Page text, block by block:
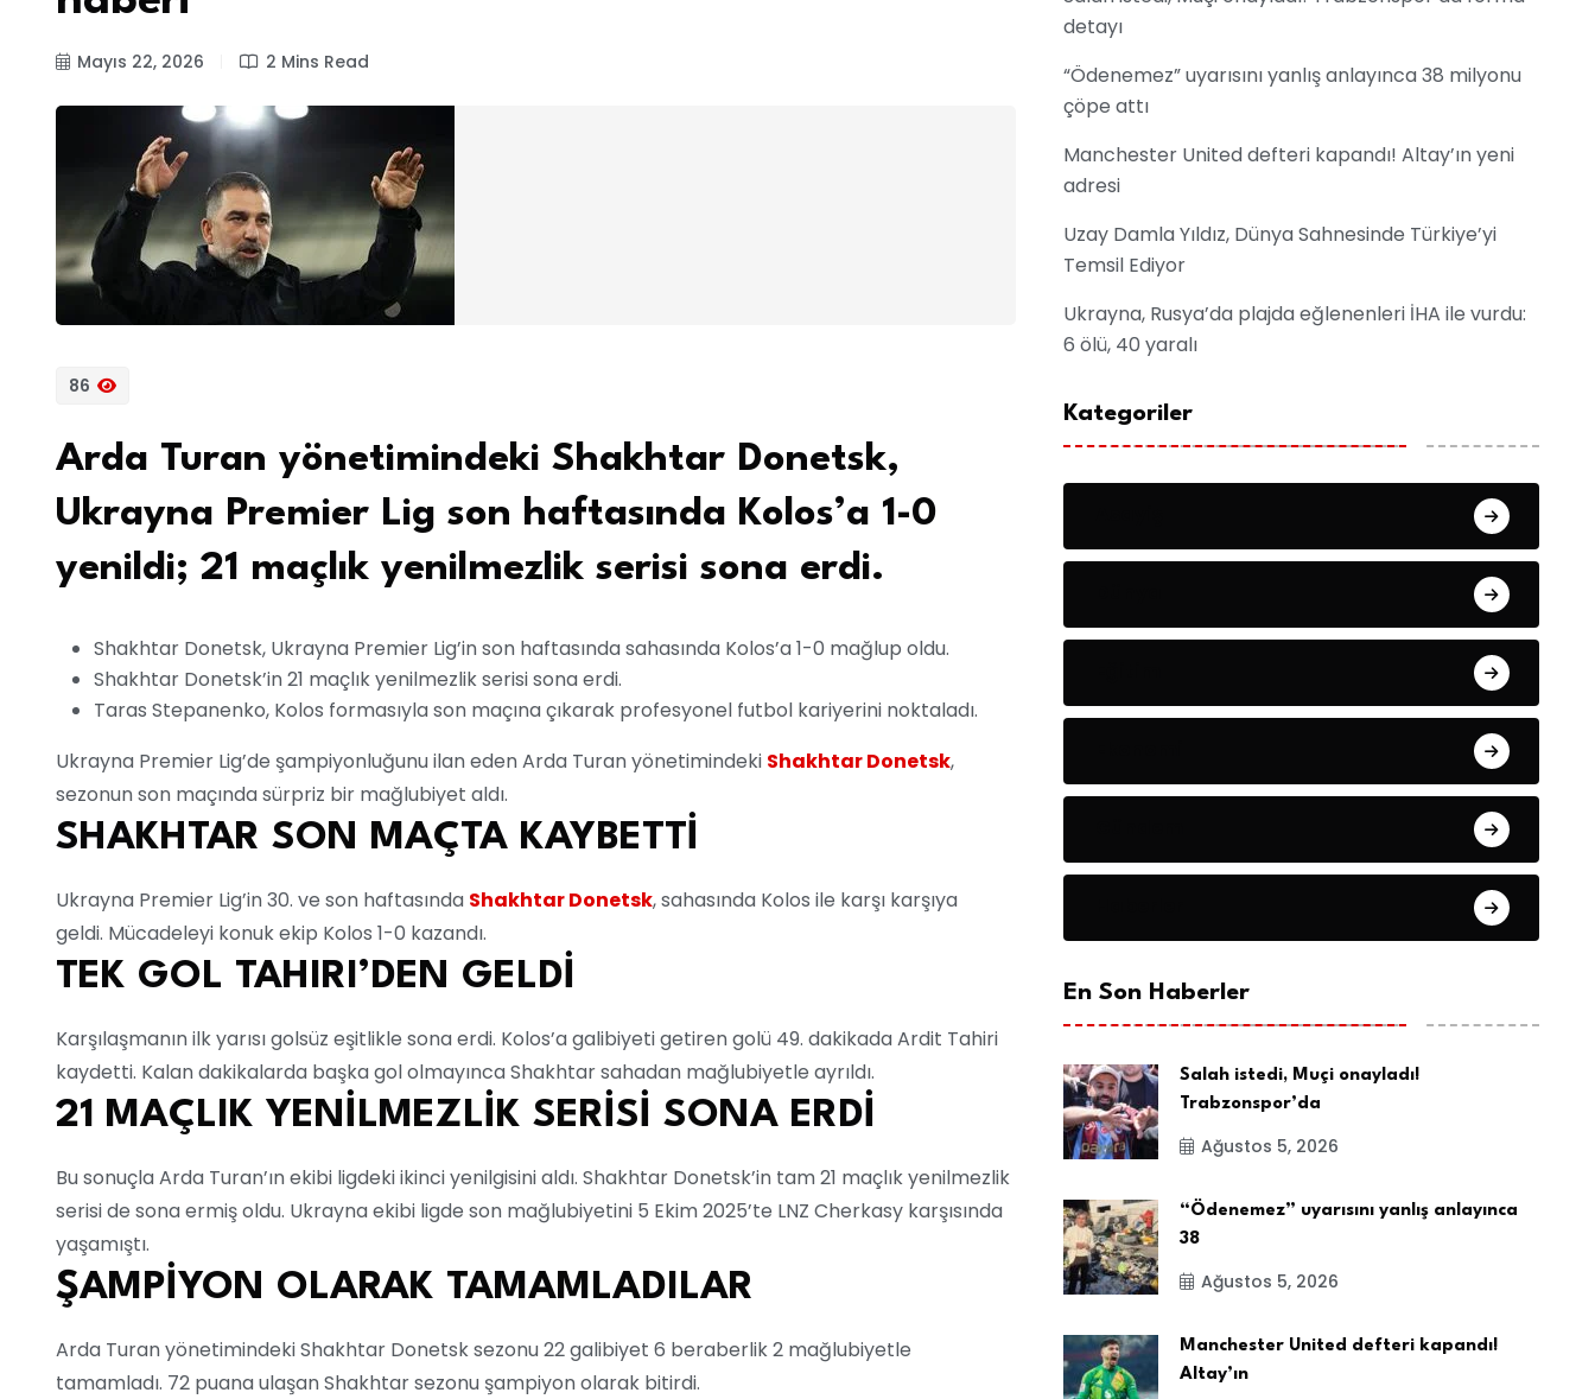
Mayıs 22, 2026 2 Mins Read
86
Arda Turan yönetimindeki Shakhtar Donetsk,
Ukrayna Premier Lig son haftasında Kolos’a 1-0
yenildi; 21 maçlık yenilmezlik serisi sona erdi.
Shakhtar Donetsk, Ukrayna Premier Lig’in son haftasında sahasında Kolos’a 1-0 mağlup oldu.
Shakhtar Donetsk’in 21 maçlık yenilmezlik serisi sona erdi.
Taras Stepanenko, Kolos formasıyla son maçına çıkarak profesyonel futbol kariyerini noktaladı.
Ukrayna Premier Lig’de şampiyonluğunu ilan eden Arda Turan yönetimindeki Shakhtar Donetsk,
sezonun son maçında sürpriz bir mağlubiyet aldı.
SHAKHTAR SON MAÇTA KAYBETTİ
Ukrayna Premier Lig’in 30. ve son haftasında Shakhtar Donetsk, sahasında Kolos ile karşı karşıya
geldi. Mücadeleyi konuk ekip Kolos 1-0 kazandı.
TEK GOL TAHIRI’DEN GELDİ
Karşılaşmanın ilk yarısı golsüz eşitlikle sona erdi. Kolos’a galibiyeti getiren golü 49. dakikada Ardit Tahiri
kaydetti. Kalan dakikalarda başka gol olmayınca Shakhtar sahadan mağlubiyetle ayrıldı.
21 MAÇLIK YENİLMEZLİK SERİSİ SONA ERDİ
Bu sonuçla Arda Turan’ın ekibi ligdeki ikinci yenilgisini aldı. Shakhtar Donetsk’in tam 21 maçlık yenilmezlik
serisi de sona ermiş oldu. Ukrayna ekibi ligde son mağlubiyetini 5 Ekim 2025’te LNZ Cherkasy karşısında
yaşamıştı.
ŞAMPİYON OLARAK TAMAMLADILAR
Arda Turan yönetimindeki Shakhtar Donetsk sezonu 22 galibiyet 6 beraberlik 2 mağlubiyetle
tamamladı. 72 puana ulaşan Shakhtar sezonu şampiyon olarak bitirdi.
detayı
“Ödenemez” uyarısını yanlış anlayınca 38 milyonu
çöpe attı
Manchester United defteri kapandı! Altay’ın yeni
adresi
Uzay Damla Yıldız, Dünya Sahnesinde Türkiye’yi
Temsil Ediyor
Ukrayna, Rusya’da plajda eğlenenleri İHA ile vurdu:
6 ölü, 40 yaralı
Kategoriler
En Son Haberler
Salah istedi, Muçi onayladı!
Trabzonspor’da
Ağustos 5, 2026
“Ödenemez” uyarısını yanlış anlayınca
38
Ağustos 5, 2026
Manchester United defteri kapandı!
Altay’ın